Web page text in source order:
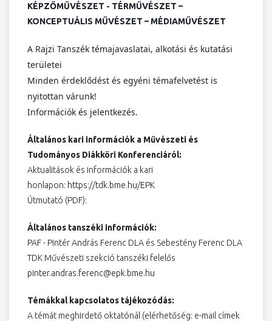
KÉPZŐMŰVÉSZET - TÉRMŰVÉSZET –
KONCEPTUÁLIS MŰVÉSZET – MÉDIAMŰVÉSZET
A Rajzi Tanszék témajavaslatai, alkotási és kutatási
területei
Minden érdeklődést és egyéni témafelvetést is
nyitottan várunk!
Információk és jelentkezés.
Általános kari információk a Művészeti és
Tudományos Diákköri Konferenciáról:
Aktualitások és információk a kari
honlapon: https://tdk.bme.hu/EPK
Útmutató (PDF):
Általános tanszéki információk:
PAF - Pintér András Ferenc DLA és Sebestény Ferenc DLA
TDK Művészeti szekció tanszéki felelős
pinter.andras.ferenc@epk.bme.hu
Témákkal kapcsolatos tájékozódás:
A témát meghirdető oktatónál (elérhetőség: e-mail címek